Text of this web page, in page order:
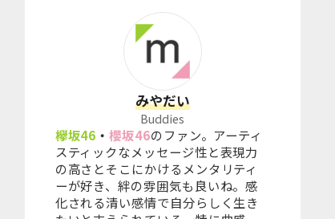
みやだい
Buddies
欅坂46 ・櫻坂46のファン。アーティ
スティックなメッセージ性と表現力
の高さとそこにかけるメンタリティ
ーが好き、絆の雰囲気も良いね。感
化される清い感情で自分らしく生き